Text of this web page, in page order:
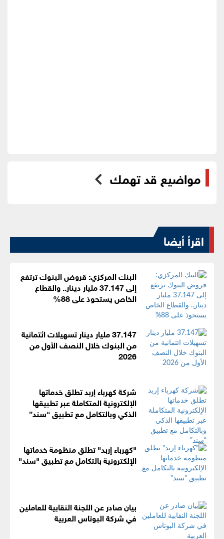
مواضيع قد تهمك
اقرأ أيضا
البنك المركزي: قروض البنوك ترتفع
إلى 37.147 مليار دينار.. والقطاع
الخاص يستحوذ على 88%
37.147 مليار دينار تسهيلات ائتمانية
من البنوك خلال النصف الأول من
2026
شركة كهرباء إربد تطلق خدماتها
الإلكترونية المتكاملة عبر تطبيقها
الذكي وبالتكامل مع تطبيق “سند”
"كهرباء إربد" تطلق منظومة خدماتها
الإلكترونية بالتكامل مع تطبيق "سند"
بيان صادر عن اللجنة النقابية للعاملين
في شركة البوتاس العربية